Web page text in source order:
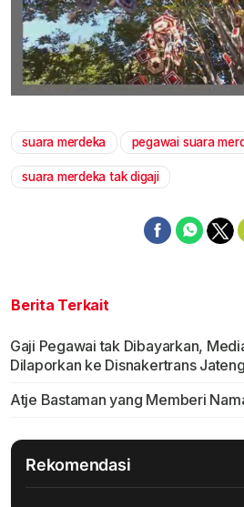
suara merdeka pegawai suara
suara merdeka tak digaji
Berita Terkait
Gaji Pegawai tak Dibayarkan,
Dilaporkan ke Disnakertrans Jateng
Atje Bastaman yang Memberi
Rekomendasi